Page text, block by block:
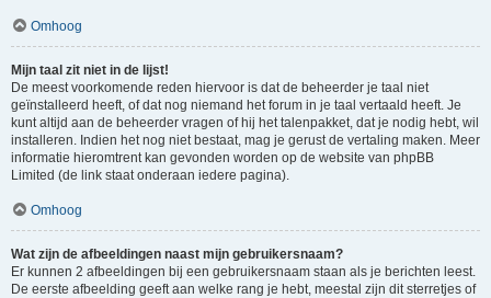
Omhoog
Mijn taal zit niet in de lijst!
De meest voorkomende reden hiervoor is dat de beheerder je taal niet
geïnstalleerd heeft, of dat nog niemand het forum in je taal vertaald heeft. Je
kunt altijd aan de beheerder vragen of hij het talenpakket, dat je nodig hebt, wil
installeren. Indien het nog niet bestaat, mag je gerust de vertaling maken. Meer
informatie hieromtrent kan gevonden worden op de website van phpBB
Limited (de link staat onderaan iedere pagina).
Omhoog
Wat zijn de afbeeldingen naast mijn gebruikersnaam?
Er kunnen 2 afbeeldingen bij een gebruikersnaam staan als je berichten leest.
De eerste afbeelding geeft aan welke rang je hebt, meestal zijn dit sterretjes of